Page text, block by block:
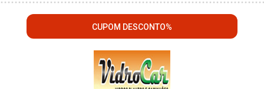
CUPOM DESCONTO%